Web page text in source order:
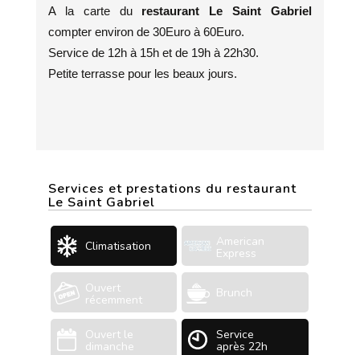
A la carte durestaurant Le Saint Gabriel
compter environ de 30Euro à 60Euro.
Service de 12h à 15h et de 19h à 22h30.
Petite terrasse pour les beaux jours.
Services et prestations du restaurant
Le Saint Gabriel
Climatisation American
Express
Ouvert
récemment Brunch
Ouvert le
dimanche
Service
après 22h